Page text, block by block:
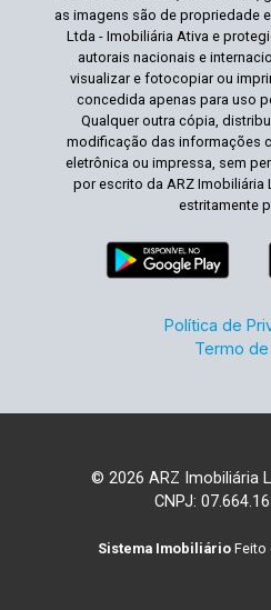
as imagens são de propriedade
Ltda - Imobiliária Ativa e
autorais nacionais e
visualizar e fotocopiar ou
concedida apenas para uso
Qualquer outra cópia,
modificação das informações
eletrônica ou impressa, sem
por escrito da ARZ Imobiliária
estritamente
Política de
Termo
© 2026 ARZ Imobiliária
CNPJ:
Sistema Imobiliário Feito